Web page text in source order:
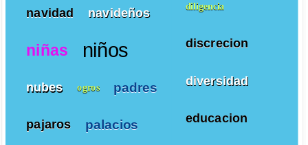
diligencia
discrecion
diversidad
educacion
navidad navideños
niñas niños
nubes ogros padres
pajaros palacios